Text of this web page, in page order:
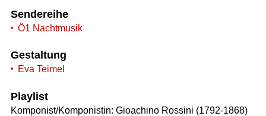
Sendereihe
Ö1 Nachtmusik
Gestaltung
Eva Teimel
Playlist
Komponist/Komponistin: Gioachino Rossini (1792-1868)